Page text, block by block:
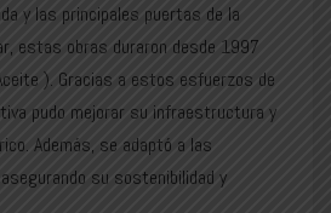
y las principales puertas de la
estas obras duraron desde 1997
). Gracias a estos esfuerzos de
pudo mejorar su infraestructura y
Además, se adaptó a las
su sostenibilidad y